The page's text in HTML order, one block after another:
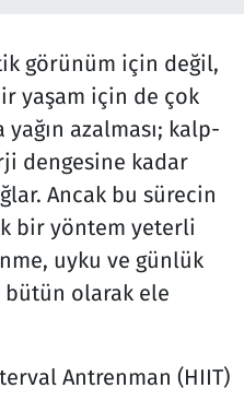
görünüm için değil,
yaşam için de çok
azalması; kalp-
dengesine kadar
Ancak bu sürecin
bir yöntem yeterli
uyku ve günlük
bütün olarak ele
Antrenman (HIIT)